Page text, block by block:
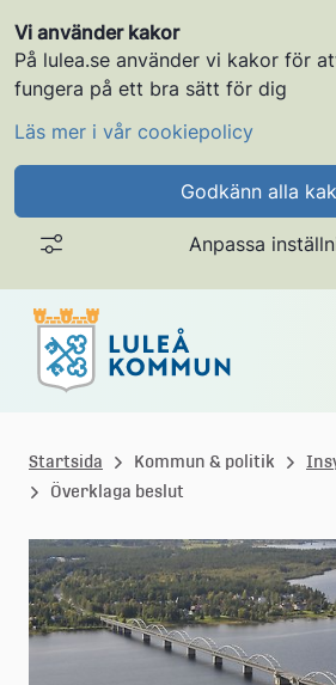
Vi använder kakor
På lulea.se använder vi kakor för
fungera på ett bra sätt för dig
Läs mer i vår cookiepolicy
Godkänn alla
Anpassa
Gå till innehållet
u
l
e
å
k
Startsida Kommun & politik
Överklaga beslut